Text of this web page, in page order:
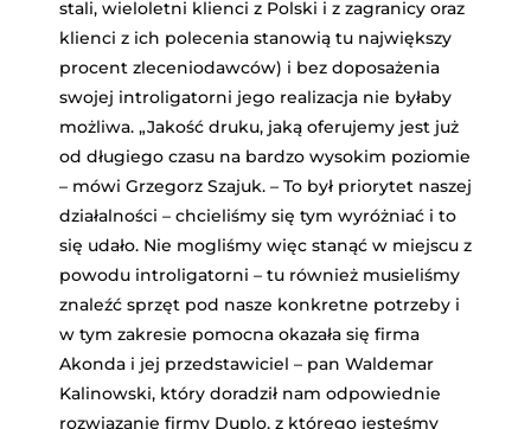
stali, wieloletni klienci z Polski i z zagranicy oraz
klienci z ich polecenia stanowią tu największy
procent zleceniodawców) i bez doposażenia
swojej introligatorni jego realizacja nie byłaby
możliwa. „Jakość druku, jaką oferujemy jest już
od długiego czasu na bardzo wysokim poziomie
– mówi Grzegorz Szajuk. – To był priorytet naszej
działalności – chcieliśmy się tym wyróżniać i to
się udało. Nie mogliśmy więc stanąć w miejscu z
powodu introligatorni – tu również musieliśmy
znaleźć sprzęt pod nasze konkretne potrzeby i
w tym zakresie pomocna okazała się firma
Akonda i jej przedstawiciel – pan Waldemar
Kalinowski, który doradził nam odpowiednie
rozwiązanie firmy Duplo, z którego jesteśmy